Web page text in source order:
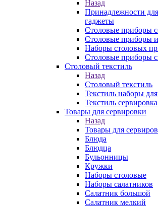
Назад
Принадлежности
гаджеты
Столовые приборы
Столовые приборы
Наборы столовых
Столовые приборы
Столовый текстиль
Назад
Столовый текстиль
Текстиль наборы
Текстиль сервировка
Товары для сервировки
Назад
Товары для
Блюда
Блюдца
Бульонницы
Кружки
Наборы столовые
Наборы салатников
Салатник большой
Салатник мелкий